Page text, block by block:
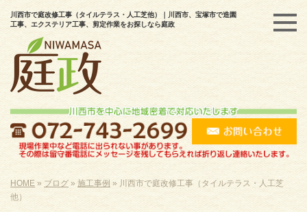
川西市で庭改修工事（タイルテラス・人工芝他）｜川西市、宝塚市で造園
工事、エクステリア工事、剪定作業をお探しなら庭政
HOME » ブログ » 施工事例 »
川西市で庭改修工事（タイルテラス・人工芝
他）